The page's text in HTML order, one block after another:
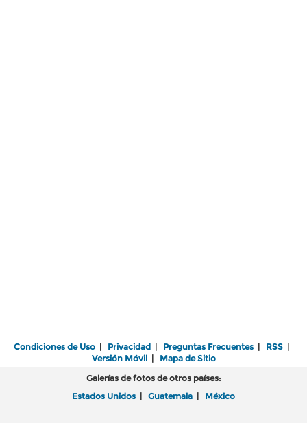
Condiciones de Uso | Privacidad | Preguntas Frecuentes | RSS |
Versión Móvil| Mapa de Sitio
Galerías de fotos de otros países:
Estados Unidos | Guatemala | México